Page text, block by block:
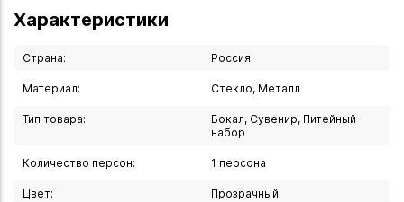
а эффектный сувенир, который подчеркнёт силу духа и
твёрдость характера своего обладателя.
- Объём: 395 мл.
- Высота: 11 см.
- Особенности дизайна: металлическая пуля,
интегрированная в структуру бокала.
Характеристики
Страна: Россия
Материал: Стекло, Металл
Тип товара:
Бокал, Сувенир, Питейный
набор
Количество персон: 1 персона
Цвет: Прозрачный